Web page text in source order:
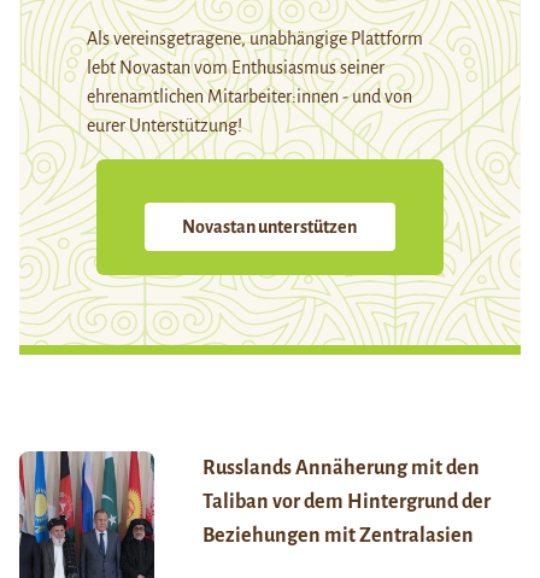
Als vereinsgetragene, unabhängige Plattform
lebt Novastan vom Enthusiasmus seiner
ehrenamtlichen Mitarbeiter:innen - und von
eurer Unterstützung!
Novastan unterstützen
Russlands Annäherung mit den
Taliban vor dem Hintergrund der
Beziehungen mit Zentralasien